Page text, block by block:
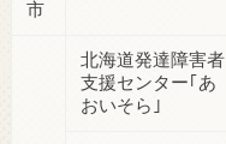
市
北海道発達障害者
支援センター｢あ
おいそら｣